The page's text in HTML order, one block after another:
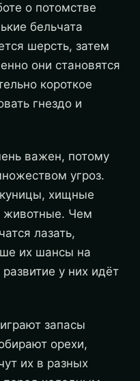
о потомстве
бельчата
шерсть, затем
они становятся
короткое
гнездо и
важен, потому
угроз.
куницы, хищные
животные. Чем
лазать,
их шансы на
у них идёт
запасы
орехи,
их в разных